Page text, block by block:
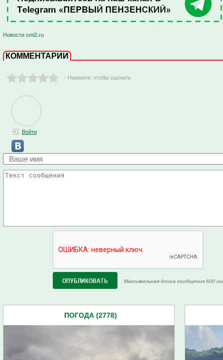
Новости smi2.ru
КОММЕНТАРИИ
- Нажмите ,чтобы оценить
Войти
Максимальная длина сообщения 600
ПОГОДА (2778)